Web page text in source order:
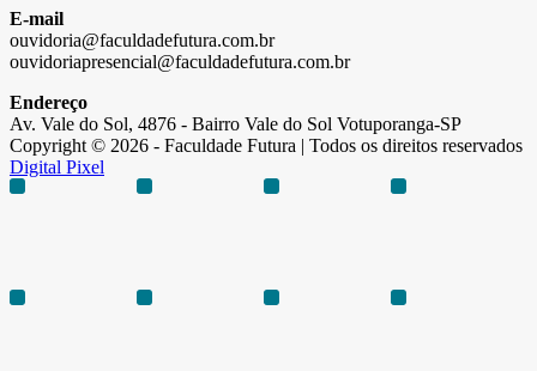
E-mail
ouvidoria@faculdadefutura.com.br
ouvidoriapresencial@faculdadefutura.com.br
Endereço
Av. Vale do Sol, 4876 - Bairro Vale do Sol Votuporanga-SP
Copyright © 2026 - Faculdade Futura | Todos os direitos reservados
Digital Pixel